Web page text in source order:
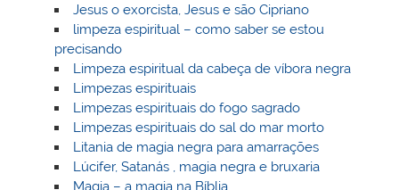
Jesus o exorcista, Jesus e são Cipriano
limpeza espiritual – como saber se estou
precisando
Limpeza espiritual da cabeça de víbora negra
Limpezas espirituais
Limpezas espirituais do fogo sagrado
Limpezas espirituais do sal do mar morto
Litania de magia negra para amarrações
Lúcifer, Satanás , magia negra e bruxaria
Magia – a magia na Bíblia